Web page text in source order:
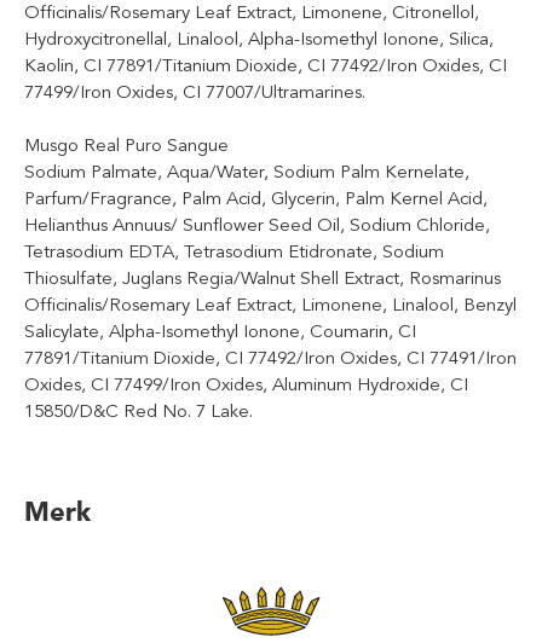
Officinalis/Rosemary Leaf Extract, Limonene, Citronellol,
Hydroxycitronellal, Linalool, Alpha-Isomethyl Ionone, Silica,
Kaolin, CI 77891/Titanium Dioxide, CI 77492/Iron Oxides, CI
77499/Iron Oxides, CI 77007/Ultramarines.
Musgo Real Puro Sangue
Sodium Palmate, Aqua/Water, Sodium Palm Kernelate,
Parfum/Fragrance, Palm Acid, Glycerin, Palm Kernel Acid,
Helianthus Annuus/ Sunflower Seed Oil, Sodium Chloride,
Tetrasodium EDTA, Tetrasodium Etidronate, Sodium
Thiosulfate, Juglans Regia/Walnut Shell Extract, Rosmarinus
Officinalis/Rosemary Leaf Extract, Limonene, Linalool, Benzyl
Salicylate, Alpha-Isomethyl Ionone, Coumarin, CI
77891/Titanium Dioxide, CI 77492/Iron Oxides, CI 77491/Iron
Oxides, CI 77499/Iron Oxides, Aluminum Hydroxide, CI
15850/D&C Red No. 7 Lake.
Merk